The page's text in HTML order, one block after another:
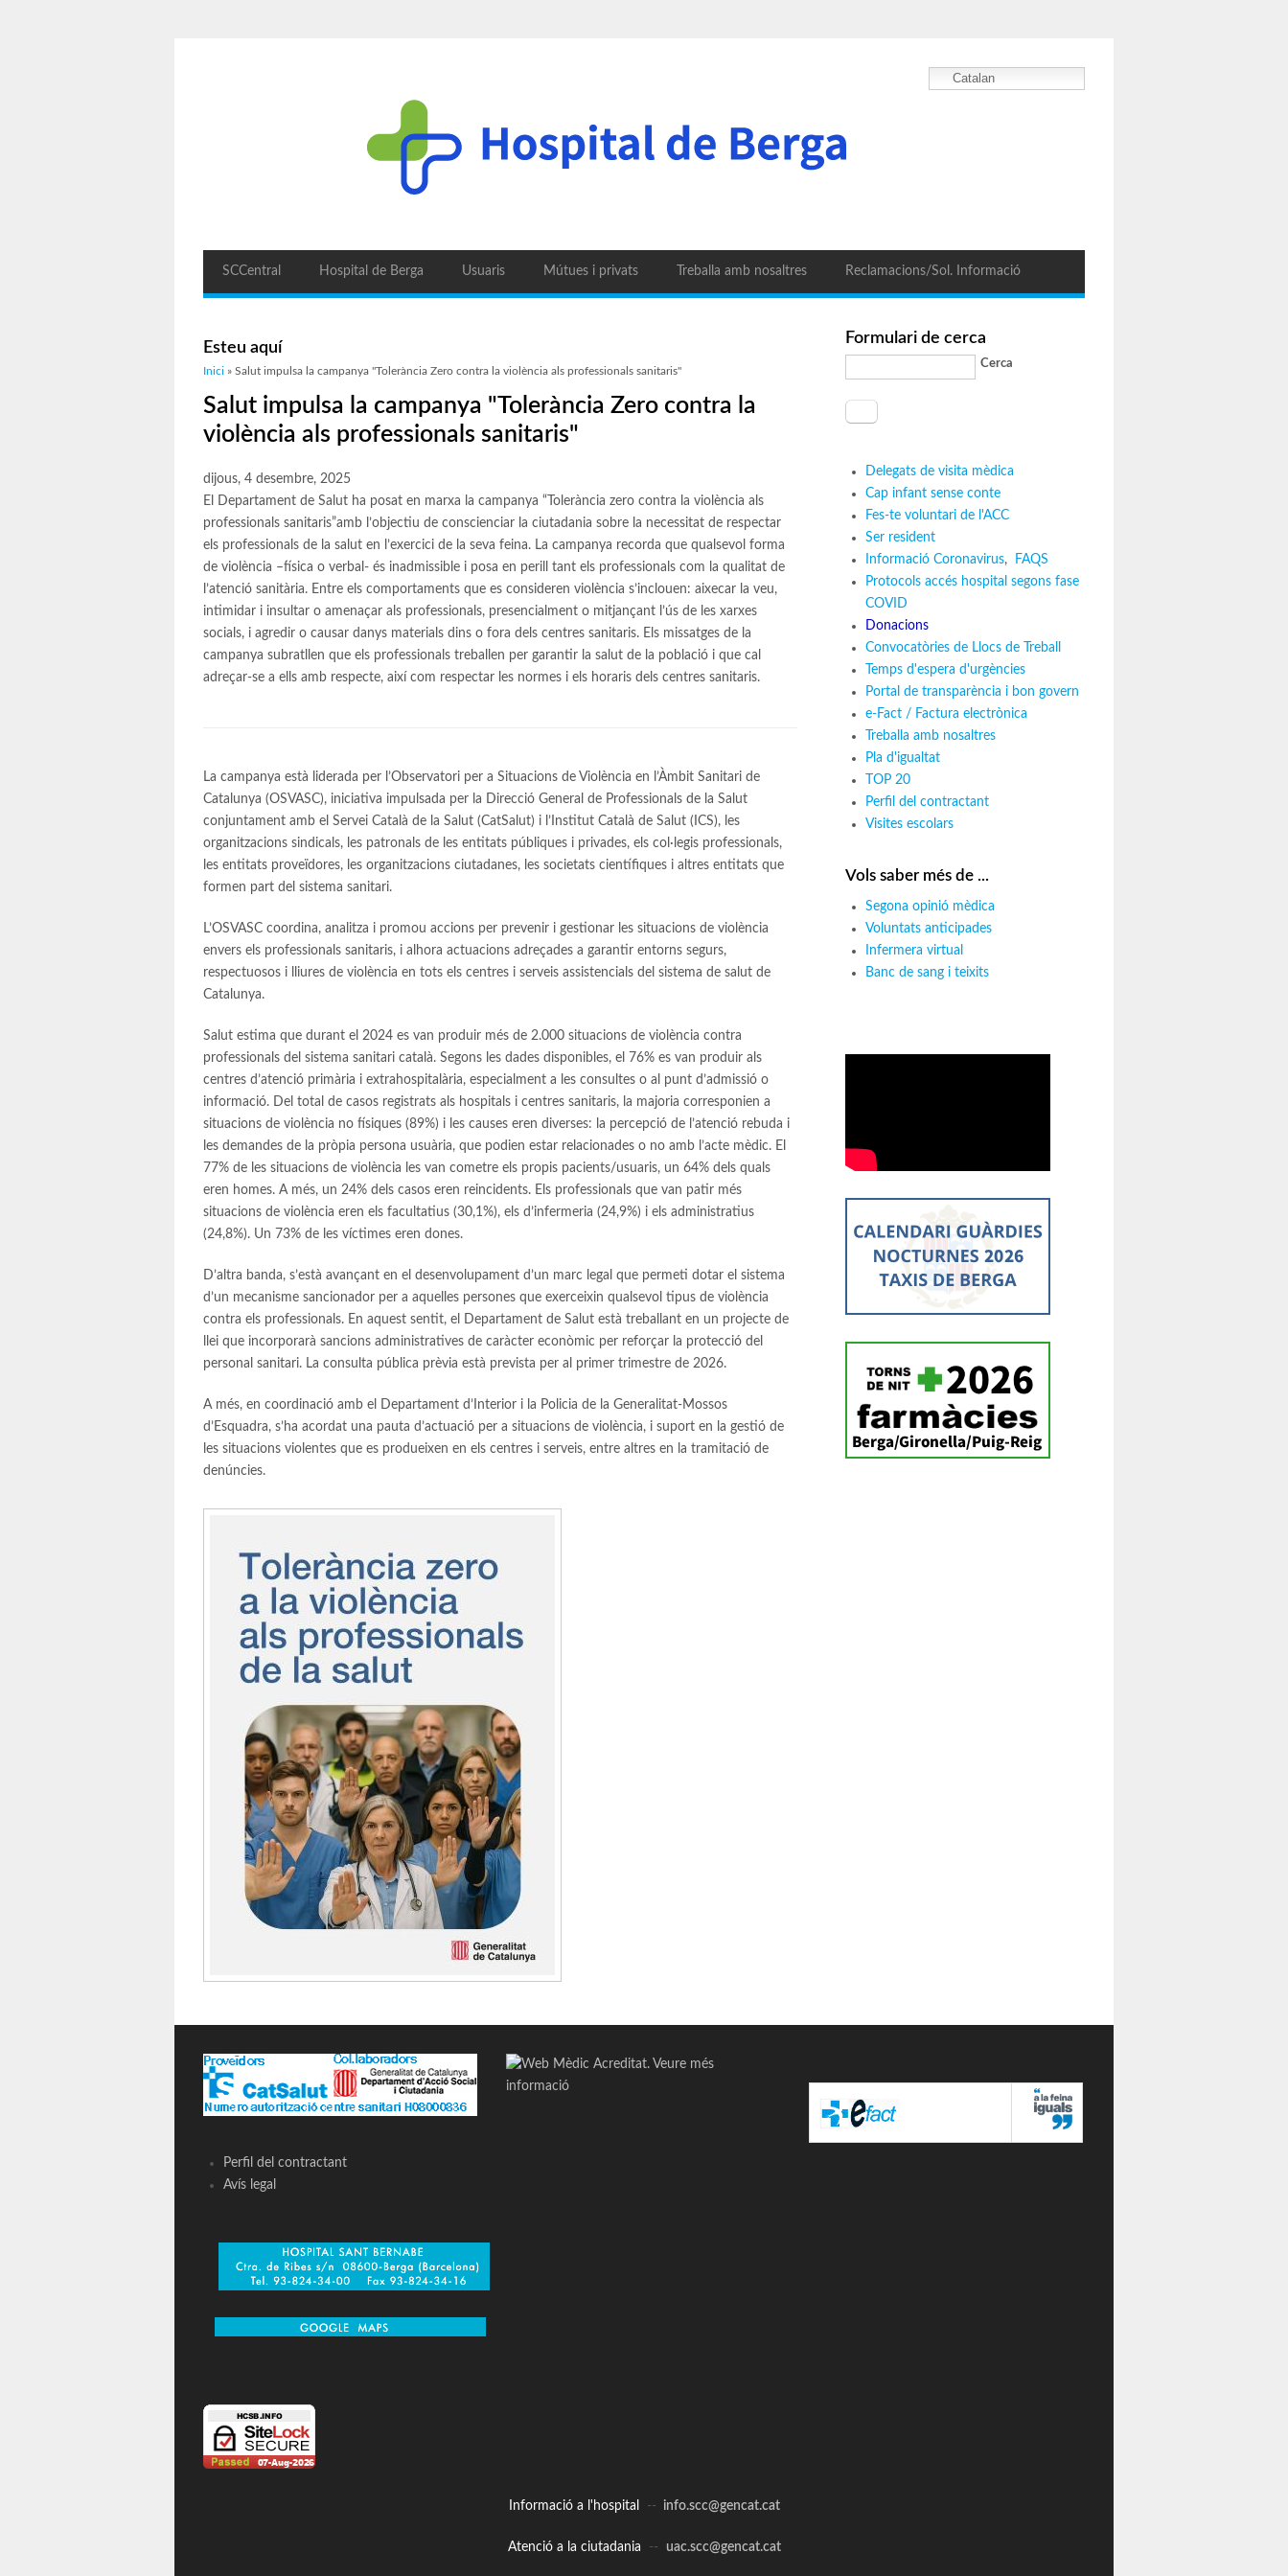
Catalan
SCCentral Hospital de Berga Usuaris Mútues i privats Treballa amb nosaltres Reclamacions/Sol. Informació
Esteu aquí
Inici » Salut impulsa la campanya "Tolerància Zero contra la violència als professionals sanitaris"
Salut impulsa la campanya "Tolerància Zero contra la
violència als professionals sanitaris"
dijous, 4 desembre, 2025
El Departament de Salut ha posat en marxa la campanya “Tolerància zero contra la violència als
professionals sanitaris”amb l’objectiu de conscienciar la ciutadania sobre la necessitat de respectar
els professionals de la salut en l’exercici de la seva feina. La campanya recorda que qualsevol forma
de violència –física o verbal- és inadmissible i posa en perill tant els professionals com la qualitat de
l’atenció sanitària. Entre els comportaments que es consideren violència s’inclouen: aixecar la veu,
intimidar i insultar o amenaçar als professionals, presencialment o mitjançant l’ús de les xarxes
socials, i agredir o causar danys materials dins o fora dels centres sanitaris. Els missatges de la
campanya subratllen que els professionals treballen per garantir la salut de la població i que cal
adreçar-se a ells amb respecte, així com respectar les normes i els horaris dels centres sanitaris.
La campanya està liderada per l’Observatori per a Situacions de Violència en l’Àmbit Sanitari de
Catalunya (OSVASC), iniciativa impulsada per la Direcció General de Professionals de la Salut
conjuntament amb el Servei Català de la Salut (CatSalut) i l’Institut Català de Salut (ICS), les
organitzacions sindicals, les patronals de les entitats públiques i privades, els col·legis professionals,
les entitats proveïdores, les organitzacions ciutadanes, les societats científiques i altres entitats que
formen part del sistema sanitari.
L’OSVASC coordina, analitza i promou accions per prevenir i gestionar les situacions de violència
envers els professionals sanitaris, i alhora actuacions adreçades a garantir entorns segurs,
respectuosos i lliures de violència en tots els centres i serveis assistencials del sistema de salut de
Catalunya.
Salut estima que durant el 2024 es van produir més de 2.000 situacions de violència contra
professionals del sistema sanitari català. Segons les dades disponibles, el 76% es van produir als
centres d’atenció primària i extrahospitalària, especialment a les consultes o al punt d’admissió o
informació. Del total de casos registrats als hospitals i centres sanitaris, la majoria corresponien a
situacions de violència no físiques (89%) i les causes eren diverses: la percepció de l’atenció rebuda i
les demandes de la pròpia persona usuària, que podien estar relacionades o no amb l’acte mèdic. El
77% de les situacions de violència les van cometre els propis pacients/usuaris, un 64% dels quals
eren homes. A més, un 24% dels casos eren reincidents. Els professionals que van patir més
situacions de violència eren els facultatius (30,1%), els d’infermeria (24,9%) i els administratius
(24,8%). Un 73% de les víctimes eren dones.
D’altra banda, s’està avançant en el desenvolupament d’un marc legal que permeti dotar el sistema
d’un mecanisme sancionador per a aquelles persones que exerceixin qualsevol tipus de violència
contra els professionals. En aquest sentit, el Departament de Salut està treballant en un projecte de
llei que incorporarà sancions administratives de caràcter econòmic per reforçar la protecció del
personal sanitari. La consulta pública prèvia està prevista per al primer trimestre de 2026.
A més, en coordinació amb el Departament d’Interior i la Policia de la Generalitat-Mossos
d’Esquadra, s’ha acordat una pauta d’actuació per a situacions de violència, i suport en la gestió de
les situacions violentes que es produeixen en els centres i serveis, entre altres en la tramitació de
denúncies.
Formulari de cerca
Cerca
Delegats de visita mèdica
Cap infant sense conte
Fes-te voluntari de l'ACC
Ser resident
Informació Coronavirus,
FAQS
Protocols accés hospital segons fase
COVID
Donacions
Convocatòries de Llocs de Treball
Temps d'espera d'urgències
Portal de transparència i bon govern
e-Fact / Factura electrònica
Treballa amb nosaltres
Pla d'igualtat
TOP 20
Perfil del contractant
Visites escolars
Vols saber més de ...
Segona opinió mèdica
Voluntats anticipades
Infermera virtual
Banc de sang i teixits
Perfil del contractant
Avís legal
Informació a l'hospital -- info.scc@gencat.cat
Atenció a la ciutadania -- uac.scc@gencat.cat